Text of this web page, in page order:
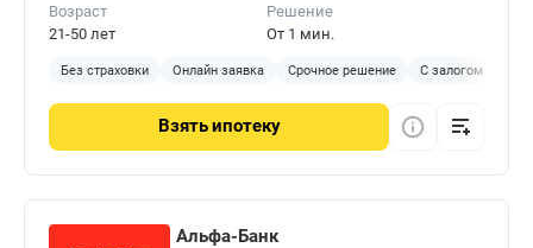
Возраст
21-50 лет
Решение
От 1 мин.
Без страховки Онлайн заявка Срочное решение С залогом
Взятьипотеку
Альфа-Банк